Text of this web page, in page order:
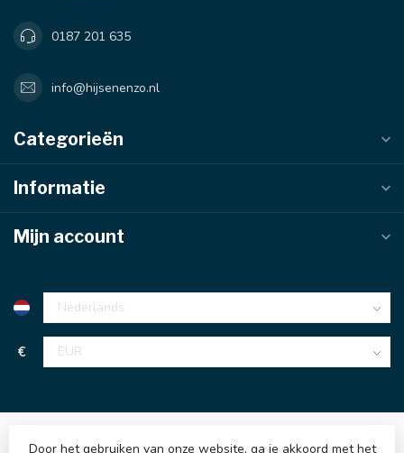
0187 201 635
info@hijsenenzo.nl
Categorieën
Informatie
Mijn account
€
Door het gebruiken van onze website, ga je akkoord met het